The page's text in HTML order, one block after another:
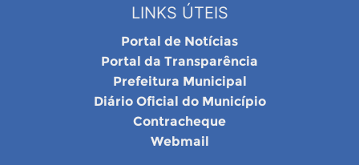
LINKS ÚTEIS
Portal de Notícias
Portal da Transparência
Prefeitura Municipal
Diário Oficial do Município
Contracheque
Webmail